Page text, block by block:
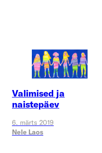
Valimised ja
naistepäev
6. märts 2019
Nele Laos